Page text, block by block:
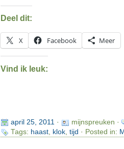
Deel dit:
X Facebook Meer
Vind ik leuk:
april 25, 2011·
mijnspreuken ·
Tags: haast, klok, tijd · Posted in: